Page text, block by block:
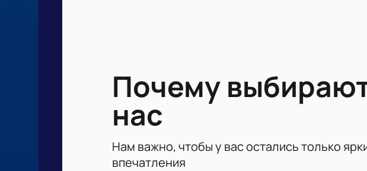
Посещение матча «Динамо» — «Факел» — это не только
время с семьей и друзьями, наслаждаясь атмосферой
покупайте билеты на нашем сайте и готовьтесь к
Почему
нас
Нам важно, чтобы у вас остались только
впечатления